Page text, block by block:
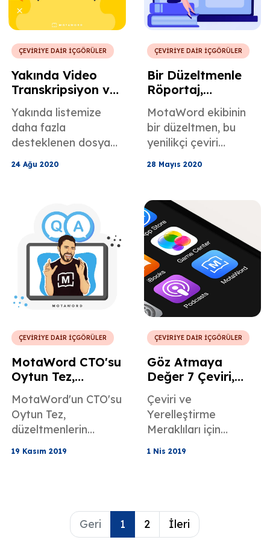
pazarlara
uyarlamalıdırlar.
kullanımı, doğru dilin
Küreselleşme ve
İçselleştirme,
herhangi bir
yerelleştirme
stratejisinin olmazsa
arkasındaki en büyük
etkenlerden birini
çalışıyoruz: İçerik
ÇEVİRİYE DAİR İÇGÖRÜLER
Yakında Video
Transkripsiyon ve
Hizmetlerinizi
MotaWord'den
Otomatik Olarak
Sipariş
Yakında listemize
daha fazla
desteklenen dosya
24 Ağu 2020
ÇEVİRİYE DAİR İÇGÖRÜLER
Bir Düzeltmenle
Röportaj,
Başrolde Andrea
Altare
MotaWord ekibinin
bir düzeltmen, bu
yenilikçi çeviri
bizimle çalışma
paylaşmak için
burada.
28 Mayıs 2020
ÇEVİRİYE DAİR İÇGÖRÜLER
MotaWord CTO'su
Oytun Tez,
Motaword
Düzeltmenlerinin
13 Kasım 2019'da
Sorduğu Soruları
Yanıtlıyor
MotaWord'un CTO'su
Oytun Tez,
düzeltmenlerin
özellikleriyle ilgili
sorularını yanıtlıyor.
19 Kasım 2019
ÇEVİRİYE DAİR İÇGÖRÜLER
Göz Atmaya
Değer 7 Çeviri,
Yerelleştirme ve
Sözlü Tercüme
Podcast'i
Çeviri ve
Yerelleştirme
Meraklıları için
İşbirlikçi Çeviri
Atın.
1 Nis 2019
Geri 1 2 İleri